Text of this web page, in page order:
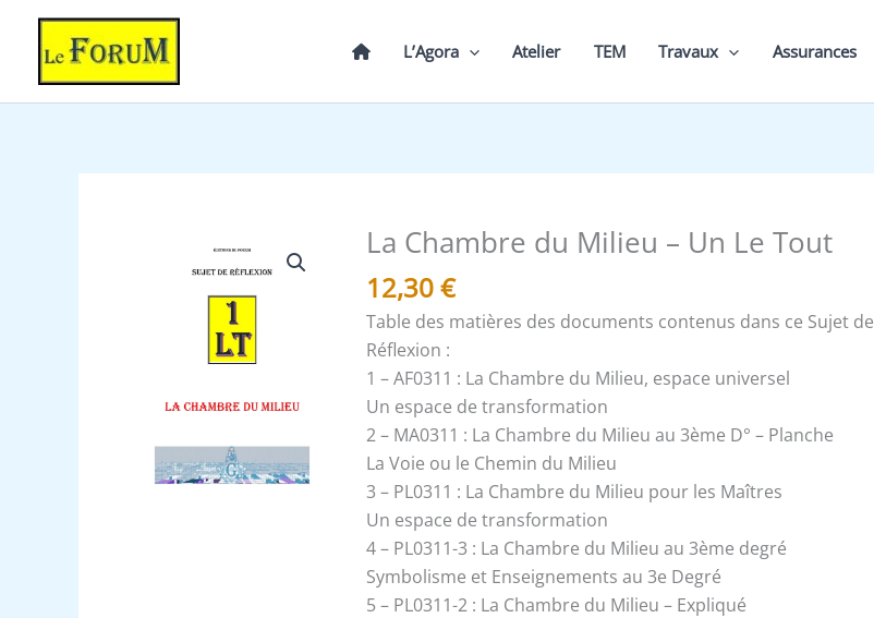
contenu
L’Agora Atelier TEM Travaux Assurances
La Chambre du Milieu – Un Le Tout
12,30€
Table des matières des documents contenus dans ce Sujet de
Réflexion :
1 – AF0311 : La Chambre du Milieu, espace universel
Un espace de transformation
2 – MA0311 : La Chambre du Milieu au 3ème D° – Planche
La Voie ou le Chemin du Milieu
3 – PL0311 : La Chambre du Milieu pour les Maîtres
Un espace de transformation
4 – PL0311-3 : La Chambre du Milieu au 3ème degré
Symbolisme et Enseignements au 3e Degré
5 – PL0311-2 : La Chambre du Milieu – Expliqué
quantité
La
Chambre
du
Milieu
-
Un
Le
Tout